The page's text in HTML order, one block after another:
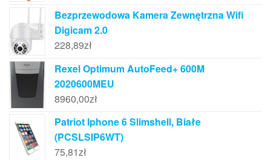
Bezprzewodowa Kamera Zewnętrzna Wifi
Digicam 2.0
228,89zł
Rexel Optimum AutoFeed+ 600M
2020600MEU
8960,00zł
Patriot Iphone 6 Slimshell, Białe
(PCSLSIP6WT)
75,81zł